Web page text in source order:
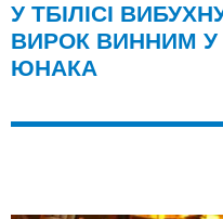
У ТБІЛІСІ
ВИРОК ВИННИМ У
ЮНАКА